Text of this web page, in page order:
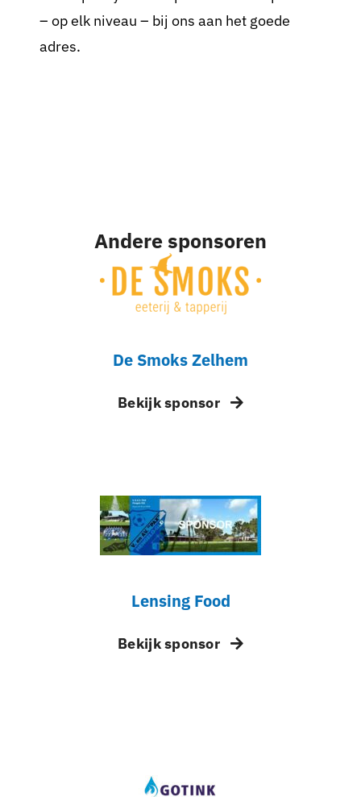
– op elk niveau – bij ons aan het goede
adres.
Andere sponsoren
De Smoks Zelhem
Bekijk sponsor
Lensing Food
Bekijk sponsor